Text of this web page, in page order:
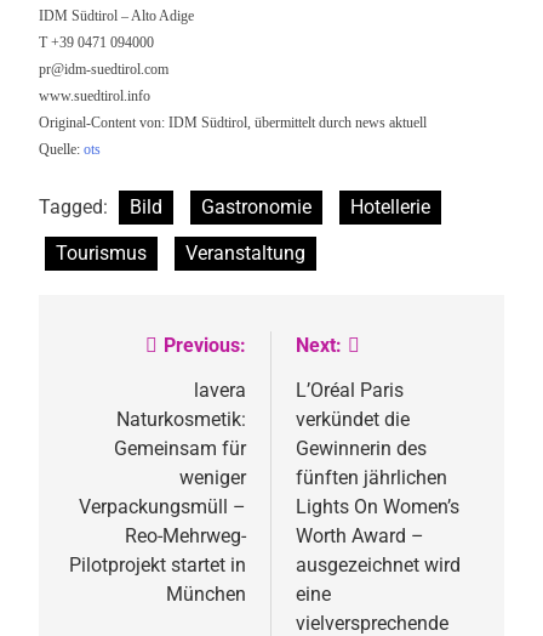
IDM Südtirol – Alto Adige
T +39 0471 094000
pr@idm-suedtirol.com
www.suedtirol.info
Original-Content von: IDM Südtirol, übermittelt durch news aktuell
Quelle: ots
Tagged: Bild Gastronomie
Hotellerie
Tourismus
Veranstaltung
Beitragsnavigation
Previous:
lavera
Naturkosmetik:
Gemeinsam für
weniger
Verpackungsmüll –
Reo-Mehrweg-
Pilotprojekt startet in
München
Next:
L’Oréal Paris
verkündet die
Gewinnerin des
fünften jährlichen
Lights On Women’s
Worth Award –
ausgezeichnet wird
eine
vielversprechende